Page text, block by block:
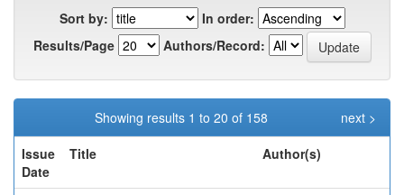
Sort by:
In order:
Results/Page
Authors/Record:
Showing results 1 to 20 of 158
next >
Issue
Date
Title Author(s)